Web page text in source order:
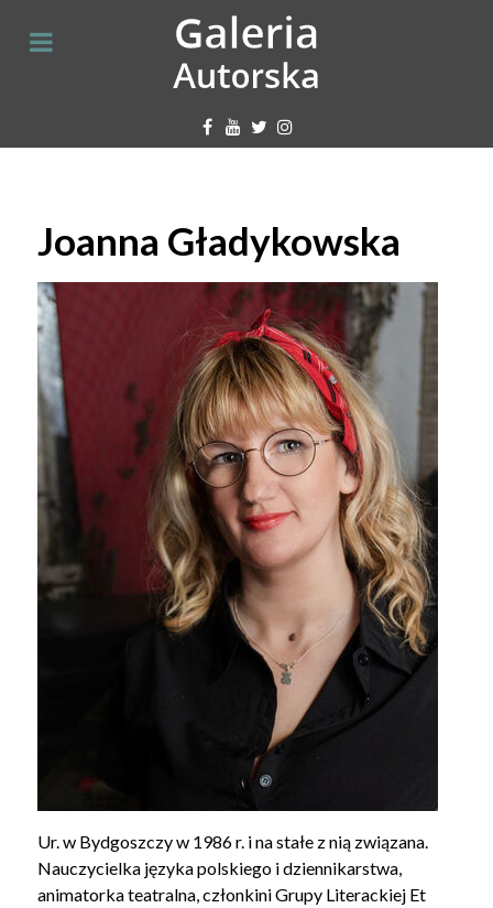
Joanna Gładykowska
Ur. w Bydgoszczy w 1986 r. i na stałe z nią związana.
Nauczycielka języka polskiego i dziennikarstwa,
animatorka teatralna, członkini Grupy Literackiej Et